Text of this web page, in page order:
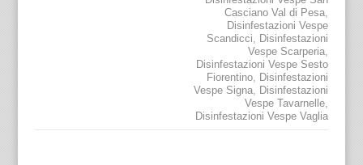
Casciano Val di Pesa
Disinfestazioni Vespe
Scandicci
Disinfestazioni
Vespe Scarperia
Disinfestazioni Vespe Sesto
Fiorentino Disinfestazioni
Vespe Signa Disinfestazioni
Vespe Tavarnelle
Disinfestazioni Vespe Vaglia